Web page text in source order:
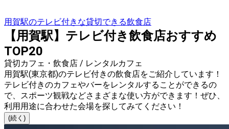
用賀駅のテレビ付きな貸切できる飲食店
【用賀駅】テレビ付き飲食店おすすめ
TOP20
貸切カフェ・飲食店 / レンタルカフェ
用賀駅(東京都)のテレビ付きの飲食店をご紹介しています！
テレビ付きのカフェやバーをレンタルすることができるの
で、スポーツ観戦などさまざまな使い方ができます！ぜひ、
利用用途に合わせた会場を探してみてください！
(続く)